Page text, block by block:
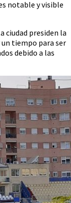
notable y visible
ciudad presiden la
un tiempo para ser
debido a las